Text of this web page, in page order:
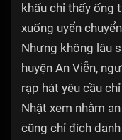
khấu chỉ thấy ống
xuống uyển
Nhưng không lâu
huyện An Viễn,
rạp hát yêu cầu
Nhật xem nhằm
cũng chỉ đích